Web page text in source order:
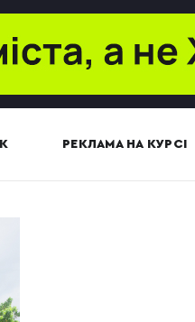
РЕКЛАМА НА КУРСІ